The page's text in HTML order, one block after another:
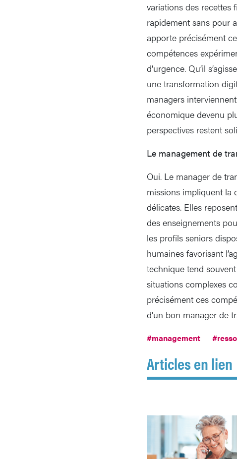
variations des recettes
rapidement sans pour
apporte précisément
compétences
d’urgence. Qu’il
une transformation
managers
économique devenu
perspectives restent
Le management de
Oui. Le manager de
missions impliquent la
délicates. Elles
des enseignements
les profils seniors
humaines favorisant
technique tend
situations complexes
précisément ces
d’un bon manager de
#management
Articles en lien